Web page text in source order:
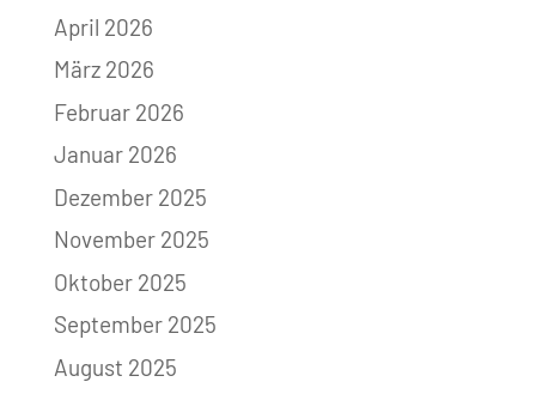
April 2026
März 2026
Februar 2026
Januar 2026
Dezember 2025
November 2025
Oktober 2025
September 2025
August 2025